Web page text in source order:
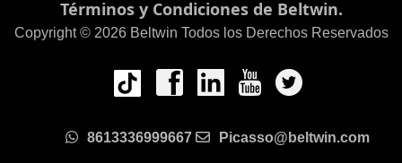
Términos y Condiciones de Beltwin.
Copyright © 2026 Beltwin Todos los Derechos Reservados
8613336999667 Picasso@beltwin.com